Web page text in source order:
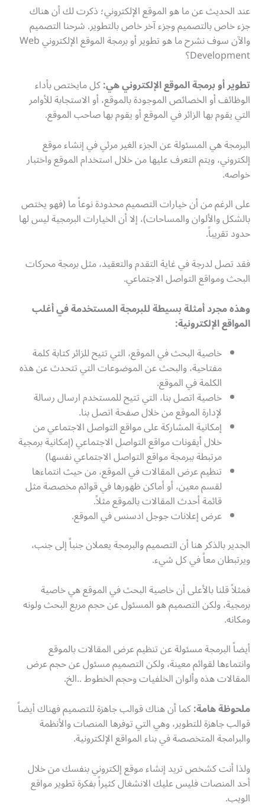
عند الحديث عن ما هو الموقع الإلكتروني؛ ذكرت لك أن هناك
جزء خاص بالتصميم وجزء آخر خاص بالتطوير. شرحنا التصميم
والآن سوف نشرح ما هو تطوير أو برمجة الموقع الإلكتروني Web
Development؟
تطوير أو برمجة الموقع الإلكتروني هي:كل مايختص بأداء
الوظائف أو الخصائص الموجودة بالموقع، أو الاستجابة للأوامر
التي يقوم بها الزائر في الموقع أو يقوم بها صاحب الموقع.
البرمجة هي المسئولة عن الجزء الغير مرئي في إنشاء موقع
إلكتروني، ويتم التعرف عليها من خلال استخدام الموقع واختبار
خواصه.
على الرغم من أن خيارات التصميم محدودة نوعاً ما (فهو يختص
بالشكل والألوان والمساحات)، إلا أن الخيارات البرمجية ليس لها
حدود تقريباً.
فقد تصل لدرجة في غاية التقدم والتعقيد، مثل برمجة محركات
البحث ومواقع التواصل الاجتماعي.
وهذه مجرد أمثلة بسيطة للبرمجة المستخدمة في أغلب
المواقع الإلكترونية:
خاصية البحث في الموقع، التي تتيح للزائر كتابة كلمة
مفتاحية، والبحث عن الموضوعات التي تتحدث عن هذه
الكلمة في الموقع.
خاصية اتصل بنا، التي تتيح للمستخدم ارسال رسالة
لإدارة الموقع من خلال صفحة اتصل بنا.
إمكانية المشاركة على مواقع التواصل الاجتماعي من
خلال أيقونات مواقع التواصل الاجتماعي (إمكانية برمجية
مرتبطة ببرمجة مواقع التواصل الاجتماعي نفسها)
تنظيم عرض المقالات في الموقع، من حيث انتماءها
لقسم معين، أو أماكن ظهورها في قوائم مخصصة مثل
قائمة أحدث المقالات بالموقع مثلاً.
عرض إعلانات جوجل ادسنس في الموقع.
الجدير بالذكر هنا أن التصميم والبرمجة يعملان جنباً إلى جنب،
ويرتبطان معاً في كل شيء.
فمثلاً قلنا بالأعلى أن خاصية البحث في الموقع هي خاصية
برمجية، ولكن التصميم هو المسئول عن حجم مربع البحث ولونه
ومكانه.
أيضاً البرمجة مسئولة عن تنظيم عرض المقالات بالموقع
وانتماءها لقوائم معينة، ولكن التصميم مسئول عن حجم عرض
المقالات هذه وألوان الخلفيات وحجم الخطوط ..الخ.
ملحوظة هامة:كما أن هناك قوالب جاهزة للتصميم فهناك أيضاً
قوالب جاهزة للتطوير، وهي التي توفرها المنصات والأنظمة
والبرامجة المتخصصة في بناء المواقع الإلكترونية.
ولذا أنت كشخص تريد إنشاء موقع إلكتروني بنفسك من خلال
أحد المنصات فليس عليك الانشغال كثيراً بفكرة تطوير مواقع
الويب.